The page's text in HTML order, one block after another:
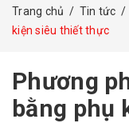
Trang chủ / Tin tức /
kiện siêu thiết thực
Phương
bằng phụ